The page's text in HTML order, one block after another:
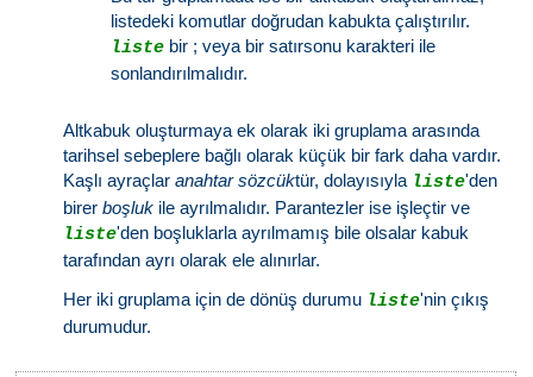
listedeki komutlar doğrudan kabukta çalıştırılır.
liste bir ; veya bir satırsonu karakteri ile
sonlandırılmalıdır.
Altkabuk oluşturmaya ek olarak iki gruplama arasında
tarihsel sebeplere bağlı olarak küçük bir fark daha vardır.
Kaşlı ayraçlaranahtar sözcüktür, dolayısıyla liste'den
birerboşluk ile ayrılmalıdır. Parantezler ise işleçtir ve
liste'den boşluklarla ayrılmamış bile olsalar kabuk
tarafından ayrı olarak ele alınırlar.
Her iki gruplama için de dönüş durumu liste'nin çıkış
durumudur.